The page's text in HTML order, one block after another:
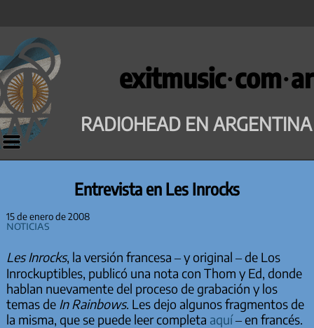
Saltar
al
contenido
exitmusic·com·ar
RADIOHEAD EN ARGENTINA
Entrevista en Les Inrocks
15 de enero de 2008
Noticias
Les Inrocks, la versión francesa – y original – de Los
Inrockuptibles, publicó una nota con Thom y Ed, donde
hablan nuevamente del proceso de grabación y los
temas de In Rainbows. Les dejo algunos fragmentos de
la misma, que se puede leer completa aquí– en francés.